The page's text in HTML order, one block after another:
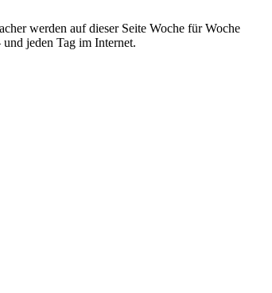
werden auf dieser Seite Woche für Woche
und jeden Tag im Internet.